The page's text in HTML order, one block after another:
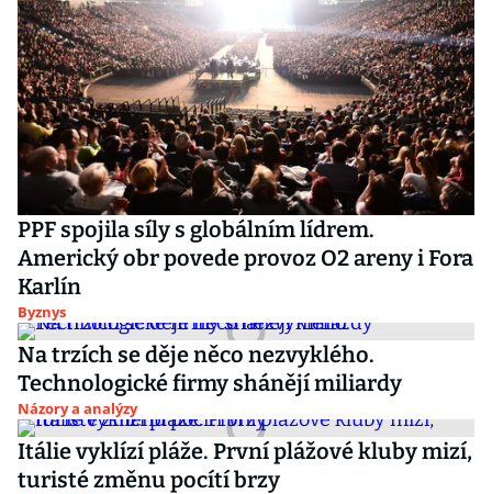
PPF spojila síly s globálním lídrem.
Americký obr povede provoz O2 areny i Fora
Karlín
Byznys
Na trzích se děje něco nezvyklého.
Technologické firmy shánějí miliardy
Názory a analýzy
Itálie vyklízí pláže. První plážové kluby mizí,
turisté změnu pocítí brzy